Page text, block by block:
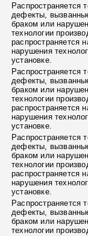
Распространяется
дефекты,
браком или
технологии
распространяется
нарушения
установке.
Распространяется
дефекты,
браком или
технологии
распространяется
нарушения
установке.
Распространяется
дефекты,
браком или
технологии
распространяется
нарушения
установке.
Распространяется
дефекты,
браком или
технологии